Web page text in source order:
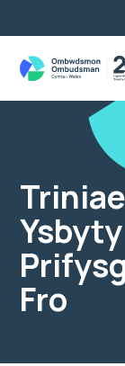
Fro